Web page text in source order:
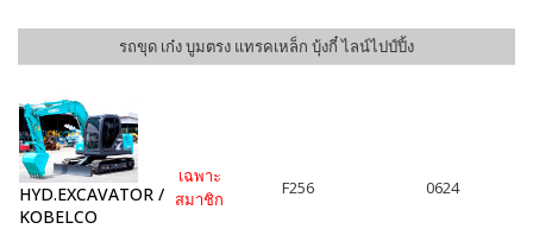
รถขุด เก๋ง บูมตรง แทรคเหล็ก บุ้งกี๋ ไลน์ไปป์ปิ้ง
HYD.EXCAVATOR /
KOBELCO
เฉพาะ
สมาชิก
F256 0624